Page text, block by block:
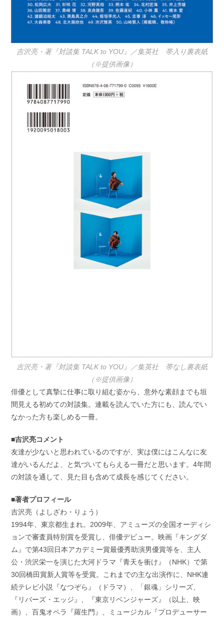
吉沢亮・著『対談集 TALK to YOU』／集英社 帯入り裏表紙
（※提供画像）
吉沢亮・著『対談集 TALK to YOU』／集英社 帯なし裏表紙
（※提供画像）
俳優として真摯に仕事に取り組む姿から、意外な素顔までも垣
間見える初めての対談集。連載を読んでいた方にも、読んでい
なかった方も楽しめる一冊。
■吉沢亮コメント
友達が少ないと思われているのですが、実は僕にはこんなに友
達がいるんだよ、と気づいてもらえる一冊だと思います。4年間
の対談を通して、見た目も含めて成長を感じてください。
■著者プロフィール
吉沢亮（よしざわ・りょう）
1994年、東京都生まれ。2009年、アミューズの全国オーディシ
ョンで審査員特別賞を受賞し、俳優デビュー。映画『キングダ
ム』で第43回日本アカデミー賞最優秀助演男優賞等を、主人
公・渋沢栄一を演じた大河ドラマ『青天を衝け』（NHK）で第
30回橋田賞新人賞等を受賞。これまでの主な出演作に、NHK連
続テレビ小説『なつぞら』（ドラマ）、「銀魂」シリーズ、
『リバーズ・エッジ』、『東京リベンジャーズ』（以上、映
画）、百鬼オペラ『羅生門』、ミュージカル『プロデューサー